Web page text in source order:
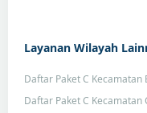
Layanan Wilayah
Daftar Paket C
Daftar Paket C Kecamatan